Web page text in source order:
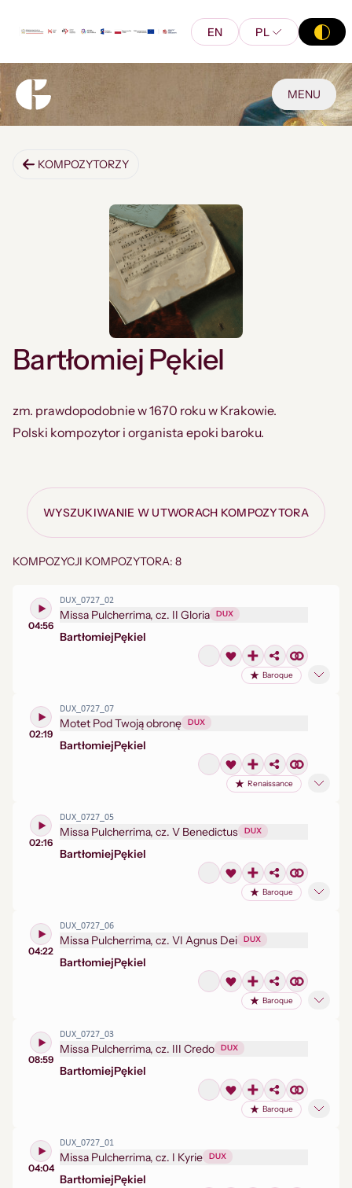
EN PL
MENU
KOMPOZYTORZY
Bartłomiej Pękiel
zm. prawdopodobnie w 1670 roku w Krakowie.
Polski kompozytor i organista epoki baroku.
WYSZUKIWANIE W UTWORACH KOMPOZYTORA
KOMPOZYCJI KOMPOZYTORA: 8
04:56
DUX_0727_02
Missa Pulcherrima, cz. II Gloria DUX
BartłomiejPękiel
Baroque
02:19
DUX_0727_07
Motet Pod Twoją obronę DUX
BartłomiejPękiel
Renaissance
02:16
DUX_0727_05
Missa Pulcherrima, cz. V Benedictus DUX
BartłomiejPękiel
Baroque
04:22
DUX_0727_06
Missa Pulcherrima, cz. VI Agnus Dei DUX
BartłomiejPękiel
Baroque
08:59
DUX_0727_03
Missa Pulcherrima, cz. III Credo DUX
BartłomiejPękiel
Baroque
04:04
DUX_0727_01
Missa Pulcherrima, cz. I Kyrie DUX
BartłomiejPękiel